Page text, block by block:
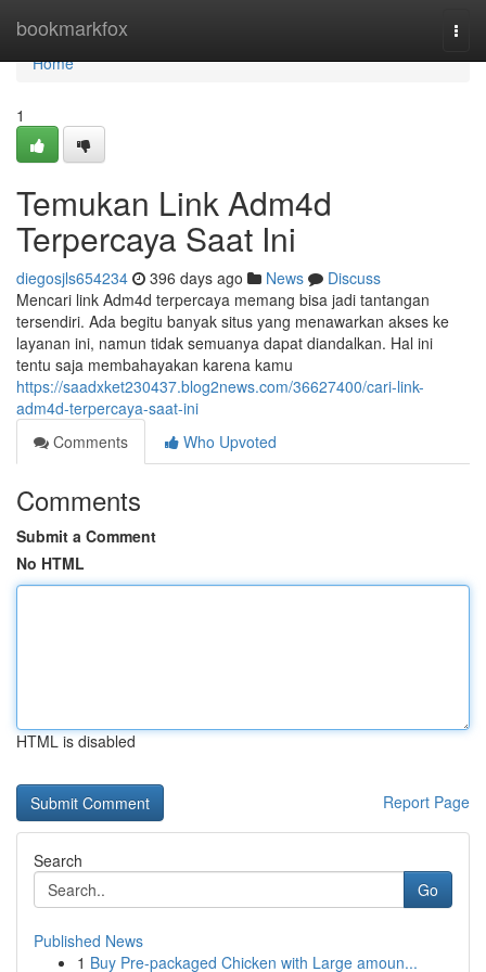
bookmarkfox
Home
Home
1
Temukan Link Adm4d
Terpercaya Saat Ini
diegosjls654234 396 days ago News
Discuss
Mencari link Adm4d terpercaya memang bisa jadi tantangan
tersendiri. Ada begitu banyak situs yang menawarkan akses ke
layanan ini, namun tidak semuanya dapat diandalkan. Hal ini
tentu saja membahayakan karena kamu
https://saadxket230437.blog2news.com/36627400/cari-link-
adm4d-terpercaya-saat-ini
Comments
Who Upvoted
Comments
Submit a Comment
No HTML
HTML is disabled
Report Page
Search
Go
Published News
1 Buy Pre-packaged Chicken with Large amoun...